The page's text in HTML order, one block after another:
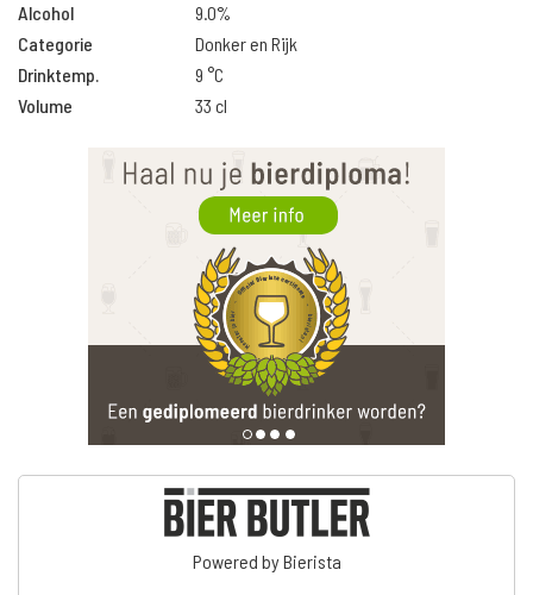
Alcohol
9.0%
Categorie
Donker en Rijk
Drinktemp.
9 °C
Volume
33 cl
Powered by Bierista